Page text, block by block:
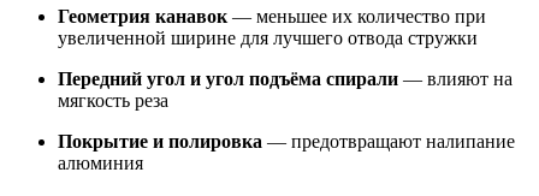
Геометрия канавок — меньшее их количество при
увеличенной ширине для лучшего отвода стружки
Передний угол и угол подъёма спирали — влияют на
мягкость реза
Покрытие и полировка — предотвращают налипание
алюминия